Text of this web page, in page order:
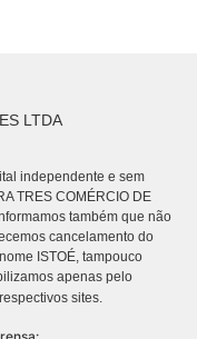
LTDA
independente e sem
TRES COMÉRCIO DE
também que não
cancelamento do
ISTOÉ, tampouco
apenas pelo
sites.